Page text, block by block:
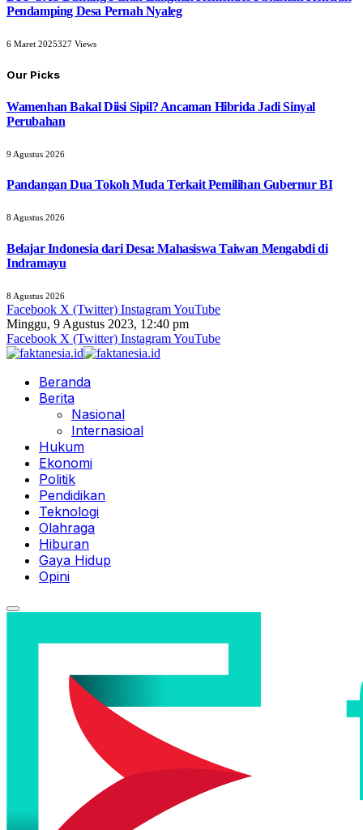
Pendamping Desa Pernah Nyaleg
6 Maret 2025327 Views
Our Picks
Wamenhan Bakal Diisi Sipil? Ancaman Hibrida Jadi Sinyal
Perubahan
9 Agustus 2026
Pandangan Dua Tokoh Muda Terkait Pemilihan Gubernur BI
8 Agustus 2026
Belajar Indonesia dari Desa: Mahasiswa Taiwan Mengabdi di
Indramayu
8 Agustus 2026
Facebook X (Twitter) InstagramYouTube
Minggu, 9 Agustus 2023, 12:40 pm
Facebook X (Twitter) InstagramYouTube
Beranda
Berita
Nasional
Internasioal
Hukum
Ekonomi
Politik
Pendidikan
Teknologi
Olahraga
Hiburan
Gaya Hidup
Opini